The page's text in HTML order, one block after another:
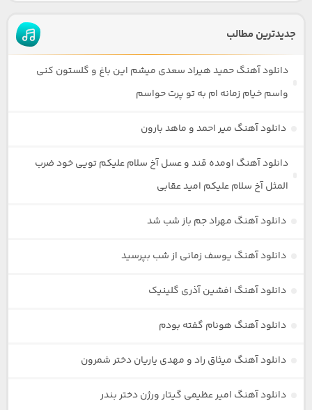
جدیدترین مطالب
دانلود آهنگ حمید هیراد سعدی میشم این باغ و گلستون کنی
واسم خیام زمانه ام به تو پرت حواسم
دانلود آهنگ میر احمد و ماهد بارون
دانلود آهنگ اومده قند و عسل آخ سلام علیکم تویی خود ضرب
المثل آخ سلام علیکم امید عقابی
دانلود آهنگ مهراد جم باز شب شد
دانلود آهنگ یوسف زمانی از شب بپرسید
دانلود آهنگ افشین آذری گلینیک
دانلود آهنگ هونام گفته بودم
دانلود آهنگ میثاق راد و مهدی یاریان دختر شمرون
دانلود آهنگ امیر عظیمی گیتار ورژن دختر بندر